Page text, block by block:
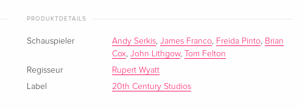
Englisch · UK Version
Repackaged, Blu-ray + DVD
PRODUKTDETAILS
Schauspieler Andy Serkis,James Franco, Freida Pinto, Brian
Cox,John Lithgow,
Tom Felton
Regisseur
Rupert Wyatt
Label
20th Century Studios